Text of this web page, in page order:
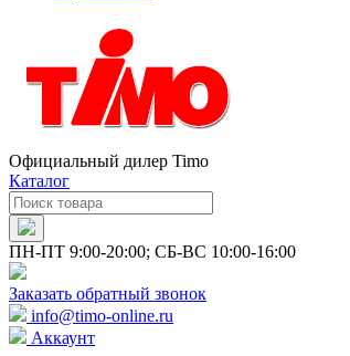
Официальный дилер Timo
Каталог
ПН-ПТ 9:00-20:00; СБ-ВС 10:00-16:00
Заказать обратный звонок
info@timo-online.ru
Аккаунт